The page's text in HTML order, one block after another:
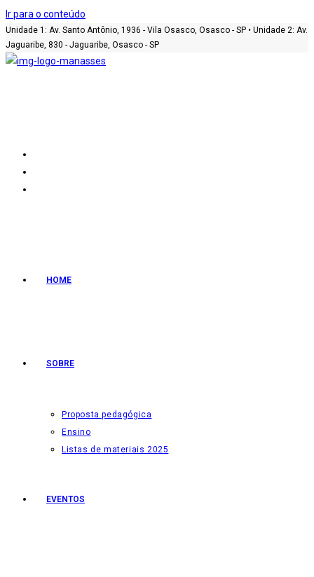
Ir para o conteúdo
Unidade 1: Av. Santo Antônio, 1936 - Vila Osasco, Osasco - SP • Unidade 2: Av.
Jaguaribe, 830 - Jaguaribe, Osasco - SP
HOME
SOBRE
Proposta pedagógica
Ensino
Listas de materiais 2025
EVENTOS